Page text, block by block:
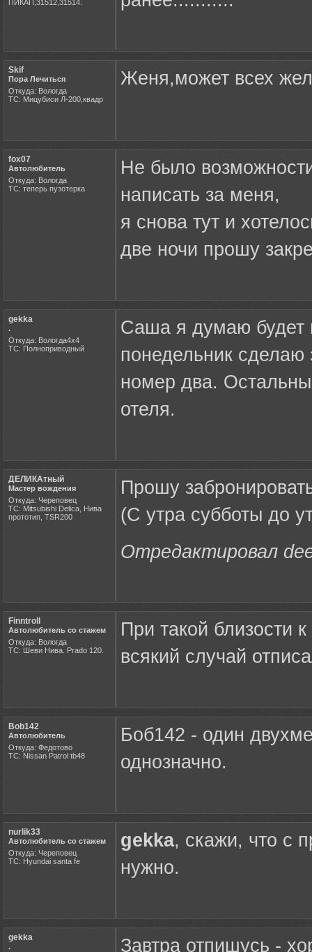
ПИКАП,31512,31514.
Skif
Пора Лечиться
Откуда: Вологда
ТС: Мицубиси Л-200,квадр
Женя,может всех
fox07
Автолюбитель
Откуда: Вологда
ТС: теперь пузотерка
Не было
написать за меня,
я снова тут и
две ночи прошу
gekka
.
Откуда: Вологда4х4
ТС: Полноприводный
Саша я думаю будет
понедельник сделаю
номер два.
отеля.
ДЕЛИКАтный
Мастер вождения
Откуда: Череповец
ТС: Mitsubishi Delica, Нива
прототип, TSR200
Прошу
(С утра субботы до
Отредактировал
Finntroll
Автолюбитель со стажем
Откуда: Вологда
ТС: Шеви Нива. Prado 120.
При такой близости
всякий случай
Bob142
Автолюбитель
Откуда: Федотово
ТС: Nissan Patrol tb48
Боб142 - один
однозначно.
nurlik33
Автолюбитель со стажем
Откуда: Череповец
ТС: Hyundai santa fe
gekka, скажи, что с
нужно.
gekka
.
Завтра отпишусь -